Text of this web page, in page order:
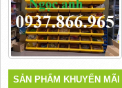
SẢN PHẨM KHUYẾN MÃI